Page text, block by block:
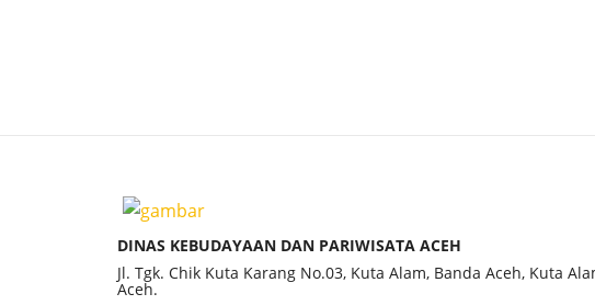
DINAS KEBUDAYAAN DAN PARIWISATA ACEH
Jl. Tgk. Chik Kuta Karang No.03, Kuta Alam, Banda Aceh, Kuta
Aceh.